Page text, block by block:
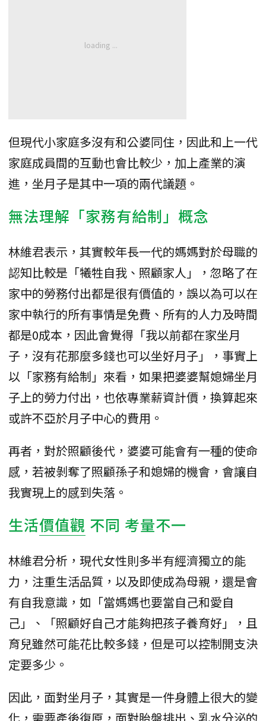
但現代小家庭多沒有和公婆同住，因此和上一代
家庭成員間的互動也會比較少，加上產業的演
進，坐月子是其中一項的兩代議題。
無法理解「家務有給制」概念
林維君表示，其實較年長一代的媽媽對於母職的
認知比較是「犧牲自我、照顧家人」，忽略了在
家中的勞務付出都是很有價值的，誤以為可以在
家中執行的所有事情是免費、所有的人力及時間
都是0成本，因此會覺得「我以前都在家坐月
子，沒有花那麼多錢也可以坐好月子」，事實上
以「家務有給制」來看，如果把婆婆幫媳婦坐月
子上的勞力付出，也依專業薪資計價，換算起來
或許不亞於月子中心的費用。
再者，對於照顧後代，婆婆可能會有一種的使命
感，若被剝奪了照顧孫子和媳婦的機會，會讓自
我實現上的感到失落。
生活價值觀 不同 考量不一
林維君分析，現代女性則多半有經濟獨立的能
力，注重生活品質，以及即使成為母親，還是會
有自我意識，如「當媽媽也要當自己和愛自
己」、「照顧好自己才能夠把孩子養育好」，且
育兒雖然可能花比較多錢，但是可以控制開支決
定要多少。
因此，面對坐月子，其實是一件身體上很大的變